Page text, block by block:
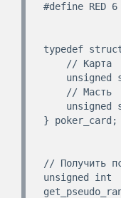
#define RED 6
typedef
} poker_card;
// Получить
unsigned int